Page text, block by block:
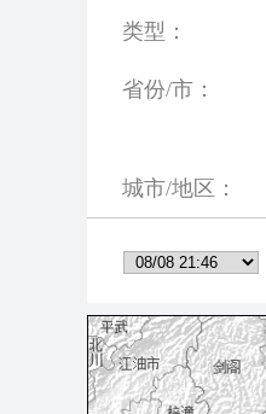
类型：
省份/市：
城市/地区：